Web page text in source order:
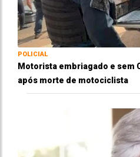
POLICIAL
Motorista embriagado e sem
após morte de motociclista